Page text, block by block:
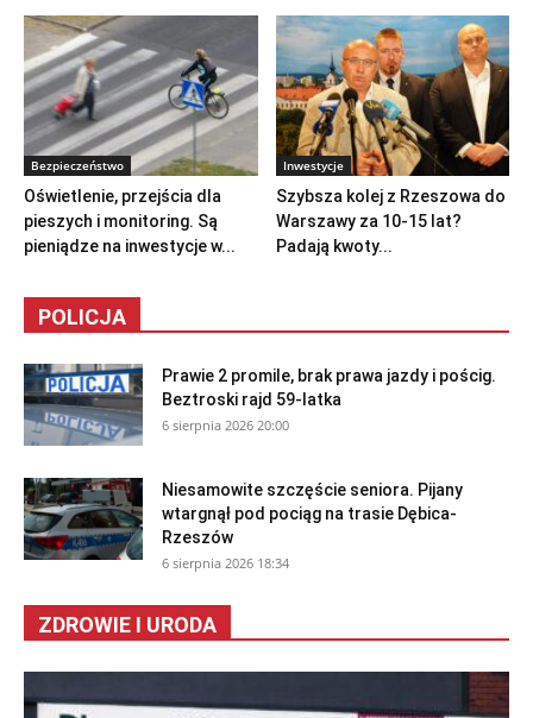
Bezpieczeństwo
Oświetlenie, przejścia dla
pieszych i monitoring. Są
pieniądze na inwestycje w...
Inwestycje
Szybsza kolej z Rzeszowa do
Warszawy za 10-15 lat?
Padają kwoty...
POLICJA
Prawie 2 promile, brak prawa jazdy i pościg.
Beztroski rajd 59-latka
6 sierpnia 2026 20:00
Niesamowite szczęście seniora. Pijany
wtargnął pod pociąg na trasie Dębica-
Rzeszów
6 sierpnia 2026 18:34
ZDROWIE I URODA